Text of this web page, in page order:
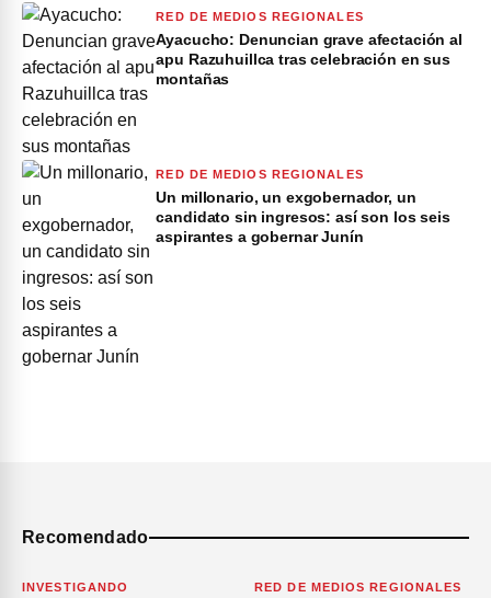
RED DE MEDIOS REGIONALES
Ayacucho: Denuncian grave afectación al
apu Razuhuillca tras celebración en sus
montañas
RED DE MEDIOS REGIONALES
Un millonario, un exgobernador, un
candidato sin ingresos: así son los seis
aspirantes a gobernar Junín
Recomendado
INVESTIGANDO RED DE MEDIOS REGIONALES